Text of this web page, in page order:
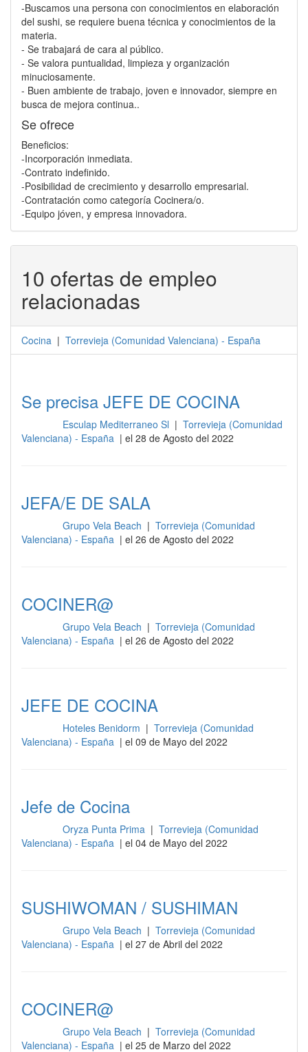
-Buscamos una persona con conocimientos en elaboración
del sushi, se requiere buena técnica y conocimientos de la
materia.
- Se trabajará de cara al público.
- Se valora puntualidad, limpieza y organización
minuciosamente.
- Buen ambiente de trabajo, joven e innovador, siempre en
busca de mejora continua..
Se ofrece
Beneficios:
-Incorporación inmediata.
-Contrato indefinido.
-Posibilidad de crecimiento y desarrollo empresarial.
-Contratación como categoría Cocinera/o.
-Equipo jóven, y empresa innovadora.
10 ofertas de empleo
relacionadas
Cocina | Torrevieja (Comunidad Valenciana) - España
Se precisa JEFE DE COCINA
Esculap Mediterraneo Sl | Torrevieja (Comunidad
Valenciana) - España | el 28 de Agosto del 2022
JEFA/E DE SALA
Grupo Vela Beach | Torrevieja (Comunidad
Valenciana) - España | el 26 de Agosto del 2022
COCINER@
Grupo Vela Beach | Torrevieja (Comunidad
Valenciana) - España | el 26 de Agosto del 2022
JEFE DE COCINA
Hoteles Benidorm | Torrevieja (Comunidad
Valenciana) - España | el 09 de Mayo del 2022
Jefe de Cocina
Oryza Punta Prima | Torrevieja (Comunidad
Valenciana) - España | el 04 de Mayo del 2022
SUSHIWOMAN / SUSHIMAN
Grupo Vela Beach | Torrevieja (Comunidad
Valenciana) - España | el 27 de Abril del 2022
COCINER@
Grupo Vela Beach | Torrevieja (Comunidad
Valenciana) - España | el 25 de Marzo del 2022